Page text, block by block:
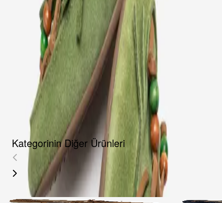
Fırsat Kombini Componenti Buraya Gelecek
ÜRÜN HAKKINDA
TAKSIT SEÇENEKLERI
YORUMLAR
AKSESUARLAR
Kategorinin Diğer Ürünleri